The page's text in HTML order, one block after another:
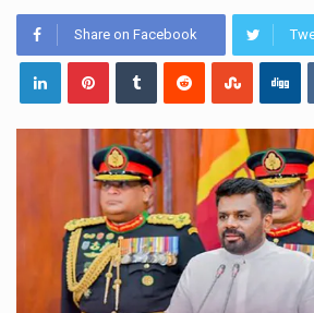
Share on Facebook